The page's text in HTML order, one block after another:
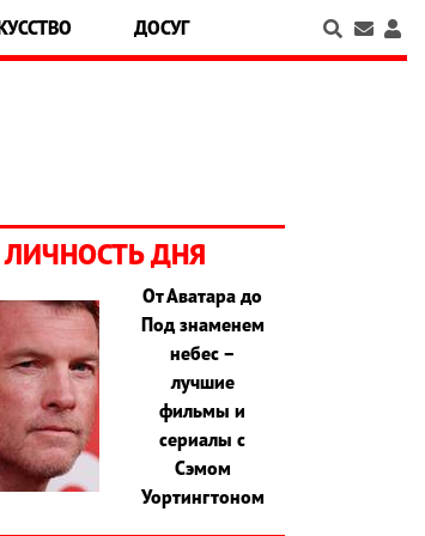
ДОСУГ
ЛИЧНОСТЬ ДНЯ
От Аватара до
Под знаменем
небес –
лучшие
фильмы и
сериалы с
Сэмом
Уортингтоном